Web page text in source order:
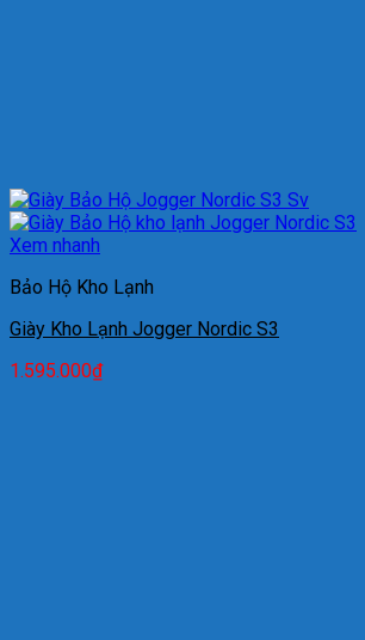
Xem nhanh
Bảo Hộ Kho Lạnh
Giày Kho Lạnh Jogger Nordic S3
1.595.000₫